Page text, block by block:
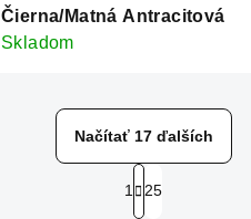
Čierna/Matná Antracitová
Skladom
Načítať 17 ďalších
S
t
1 25